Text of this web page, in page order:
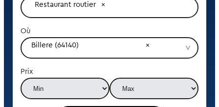
Restaurant routier
Où
Billere (64140)
Prix